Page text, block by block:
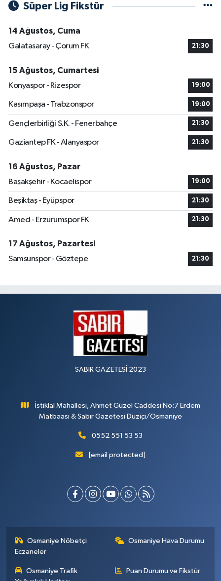
Süper Lig Fikstür
14 Ağustos, Cuma
Galatasaray - Çorum FK
21:30
15 Ağustos, Cumartesi
Konyaspor - Rizespor
19:00
Kasımpaşa - Trabzonspor 19:00
Gençlerbirliği S.K. - Fenerbahçe 21:30
Gaziantep FK - Alanyaspor 21:30
16 Ağustos, Pazar
Başakşehir - Kocaelispor
19:00
Beşiktaş - Eyüpspor 21:30
Amed - Erzurumspor FK 21:30
17 Ağustos, Pazartesi
Samsunspor - Göztepe
21:30
SABIR GAZETESİ 2023
İstiklal Mahallesi, Ahmet Güzel Caddesi No:7 Erdem
Matbaası & Sabır Gazetesi Düziçi/Osmaniye
0552 551 53 53
[email protected]
Osmaniye Nöbetçi
Eczaneler
Osmaniye Hava Durumu
Osmaniye Trafik
Puan Durumu ve Fikstür